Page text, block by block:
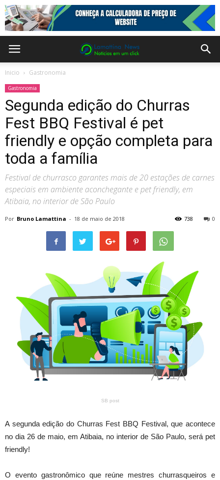
Inicio Gastronomia
Gastronomia
Segunda edição do Churras
Fest BBQ Festival é pet
friendly e opção completa para
toda a família
Festival de churrasco garantes mais de 20 estações de carnes
especiais em ambiente aconchegante e pet friendly, em
Atibaia, no interior de São Paulo
Por Bruno Lamattina - 18 de maio de 2018 0
738
SB post
A segunda edição do Churras Fest BBQ Festival, que acontece
no dia 26 de maio, em Atibaia, no interior de São Paulo, será pet
friendly!
O evento gastronômico que reúne mestres churrasqueiros e